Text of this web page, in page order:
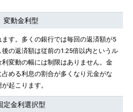
変動金利型
す。多くの銀行では毎回の返済額が5
の返済額は従前の1.25倍以内というル
変動の幅には制限はありません。金
める利息の割合が多くなり元金がな
起こります。
定金利選択型